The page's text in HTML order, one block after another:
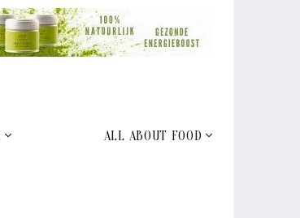
ALL ABOUT FOOD